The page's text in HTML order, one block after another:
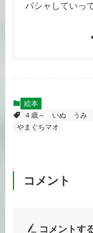
バシャしていっ
絵本
４歳～
いぬ うみ
やまぐちマオ
コメント
コメントす